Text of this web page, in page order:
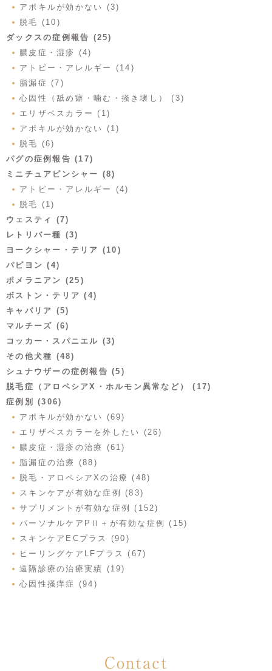
アポキルが効かない (3)
脱毛 (10)
ダックスの症例報告 (25)
膿皮症・湿疹 (4)
アトピー・アレルギー (14)
脂漏症 (7)
心因性（舐め癖・噛む・掻き壊し） (3)
エリザベスカラー (1)
アポキルが効かない (1)
脱毛 (6)
パグの症例報告 (17)
ミニチュアピンシャー (8)
アトピー・アレルギー (4)
脱毛 (1)
ウェスティ (7)
レトリバー種 (3)
ヨークシャー・テリア (10)
パピヨン (4)
ポメラニアン (25)
ボストン・テリア (4)
キャバリア (5)
マルチーズ (6)
コッカー・スパニエル (3)
その他犬種 (48)
シュナウザーの症例報告 (5)
脱毛症（アロペシアX・ホルモン異常など） (17)
症例別 (306)
アポキルが効かない (69)
エリザベスカラーを外したい (26)
膿皮症・湿疹の治療 (61)
脂漏症の治療 (88)
脱毛・アロペシアXの治療 (48)
スキンケアが有効な症例 (83)
サプリメントが有効な症例 (152)
パーソナルケアPⅡ＋が有効な症例 (15)
スキンケアECプラス (90)
ヒーリングケアLFプラス (67)
遠隔診療の治療実績 (19)
心因性掻痒症 (94)
Contact